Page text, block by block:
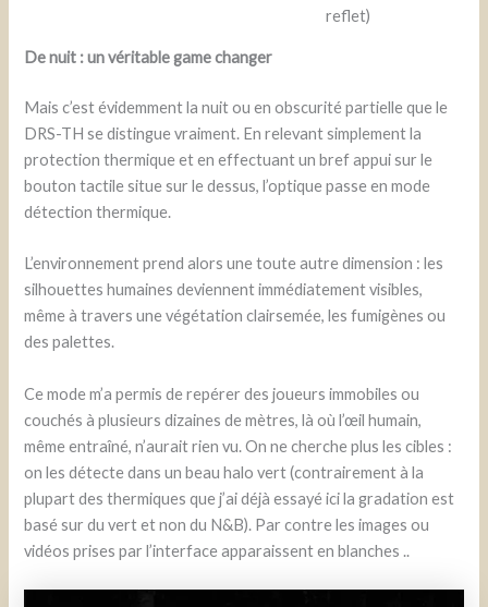
reflet)
De nuit : un véritable game changer
Mais c’est évidemment la nuit ou en obscurité partielle que le
DRS-TH se distingue vraiment. En relevant simplement la
protection thermique et en effectuant un bref appui sur le
bouton tactile situe sur le dessus, l’optique passe en mode
détection thermique.
L’environnement prend alors une toute autre dimension : les
silhouettes humaines deviennent immédiatement visibles,
même à travers une végétation clairsemée, les fumigènes ou
des palettes.
Ce mode m’a permis de repérer des joueurs immobiles ou
couchés à plusieurs dizaines de mètres, là où l’œil humain,
même entraîné, n’aurait rien vu. On ne cherche plus les cibles :
on les détecte dans un beau halo vert (contrairement à la
plupart des thermiques que j’ai déjà essayé ici la gradation est
basé sur du vert et non du N&B). Par contre les images ou
vidéos prises par l’interface apparaissent en blanches ..